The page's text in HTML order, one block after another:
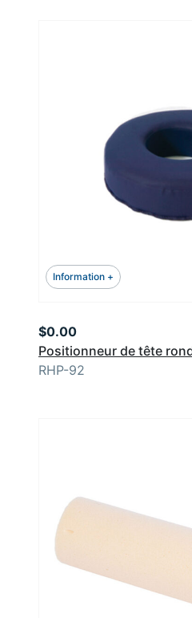
Information +
Positionneur de tête
$0.00
RHP-92